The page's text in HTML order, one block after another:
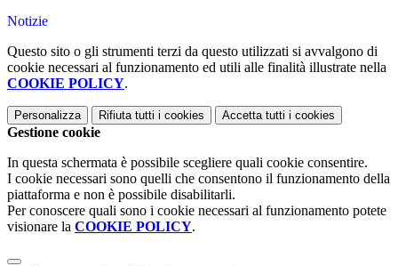
Notizie
Questo sito o gli strumenti terzi da questo utilizzati si avvalgono di
cookie necessari al funzionamento ed utili alle finalità illustrate nella
COOKIE POLICY.
Personalizza Rifiuta tutti i cookies Accetta tutti i cookies
Gestione cookie
In questa schermata è possibile scegliere quali cookie consentire.
I cookie necessari sono quelli che consentono il funzionamento della
piattaforma e non è possibile disabilitarli.
Per conoscere quali sono i cookie necessari al funzionamento potete
visionare la COOKIE POLICY.